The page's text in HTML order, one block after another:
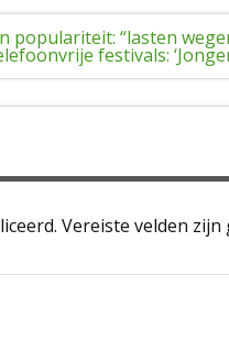
populariteit: “lasten
festivals:
Vereiste velden